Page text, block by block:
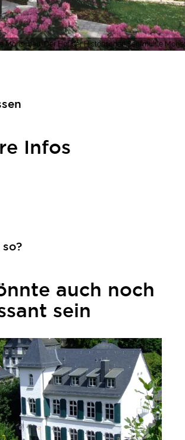
Monschau, Der Hof der Historischen Senfmühle
Infos
auch noch
sein